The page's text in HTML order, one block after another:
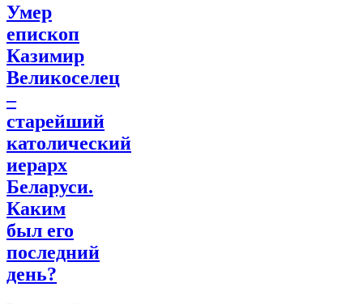
Умер
епископ
Казимир
Великоселец
–
старейший
католический
иерарх
Беларуси.
Каким
был его
последний
день?